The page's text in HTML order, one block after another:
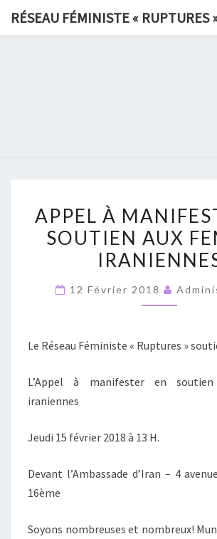
RÉSEAU FÉMINISTE « RUPTURES
À
EN
AUX
APPEL À
SOUTIEN AUX
12 Février 2018
Le Réseau Féministe « Ruptures »
L’Appel à manifester en
iraniennes
Jeudi 15 février 2018 à 13 H.
Devant l’Ambassade d’Iran – 4
16ème
Soyons nombreuses et nombreux!